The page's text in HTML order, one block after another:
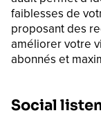
faiblesses de
proposant des
améliorer votre
abonnés et
Social